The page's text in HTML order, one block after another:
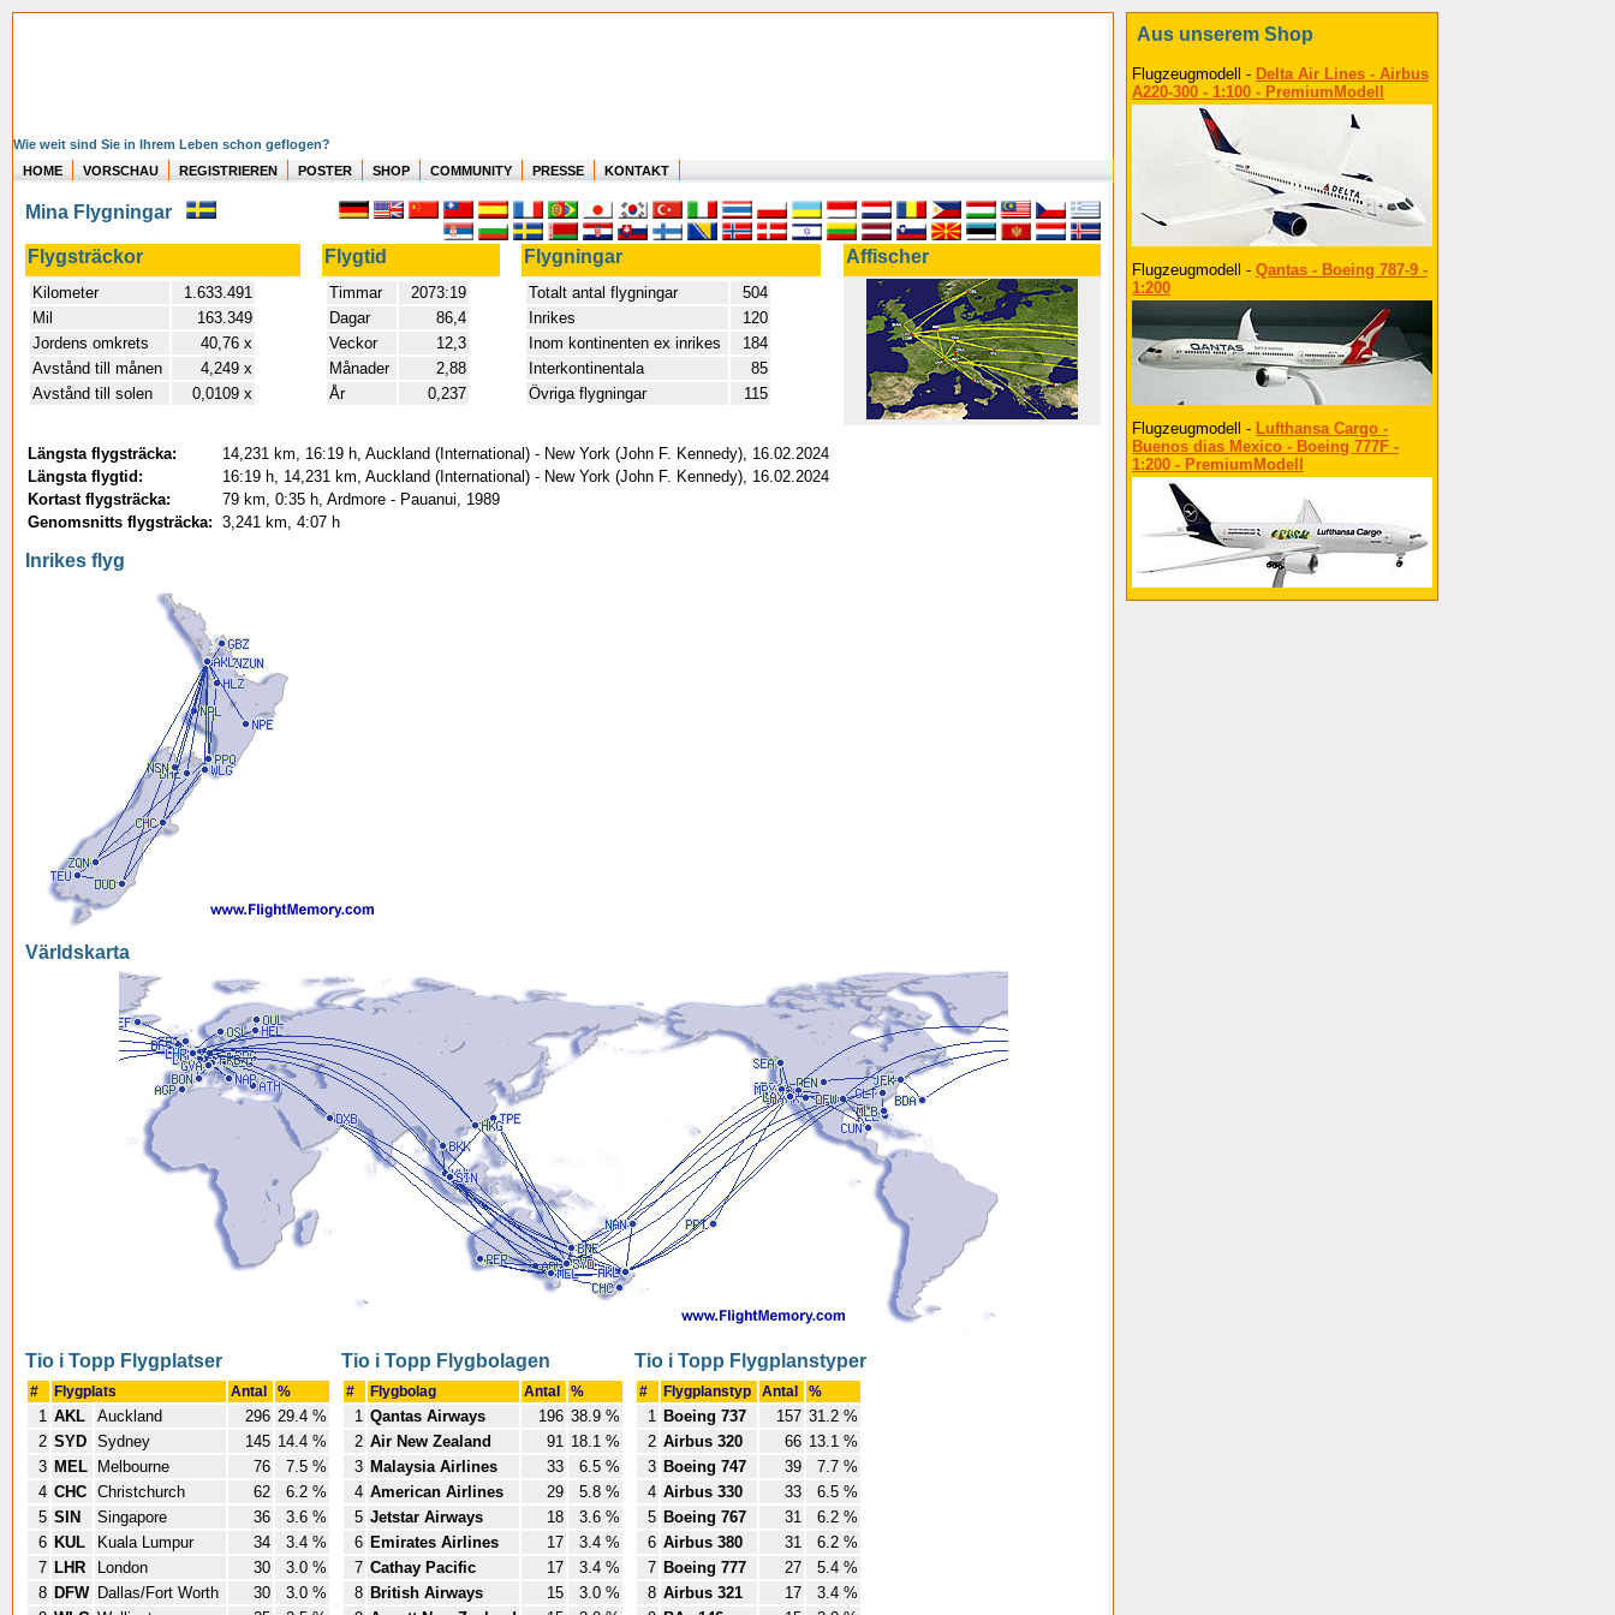
Wie weit sind Sie in Ihrem Leben schon geflogen?
HOME
VORSCHAU REGISTRIEREN POSTER SHOP COMMUNITY PRESSE KONTAKT
Mina Flygningar
Flygsträckor Flygtid Flygningar Affischer
Kilometer
1.633.491
Mil
163.349
Jordens omkrets
40,76 x
Avstånd till månen
4,249 x
Avstånd till solen
0,0109 x
Timmar
2073:19
Dagar
86,4
Veckor
12,3
Månader
2,88
År
0,237
Totalt antal flygningar
504
Inrikes
120
Inom kontinenten ex inrikes
184
Interkontinentala
85
Övriga flygningar
115
Längsta flygsträcka:
14,231 km, 16:19 h, Auckland (International) - New York (John F. Kennedy), 16.02.2024
Längsta flygtid:
16:19 h, 14,231 km, Auckland (International) - New York (John F. Kennedy), 16.02.2024
Kortast flygsträcka:
79 km, 0:35 h, Ardmore - Pauanui, 1989
Genomsnitts flygsträcka: 3,241 km, 4:07 h
Inrikes flyg
Världskarta
Tio i Topp Flygplatser
# Flygplats Antal %
1 AKL Auckland 296 29.4 %
2 SYD Sydney 145 14.4 %
3 MEL Melbourne 76
7.5 %
4 CHC Christchurch 62
6.2 %
5 SIN Singapore 36
3.6 %
6 KUL Kuala Lumpur 34
3.4 %
7 LHR London 30
3.0 %
8 DFW Dallas/Fort Worth 30
3.0 %
Tio i Topp Flygbolagen
# Flygbolag Antal %
1 Qantas Airways 196 38.9 %
2 Air New Zealand 91 18.1 %
3 Malaysia Airlines 33
6.5 %
4 American Airlines 29
5.8 %
5 Jetstar Airways 18
3.6 %
6 Emirates Airlines 17
3.4 %
7 Cathay Pacific 17
3.4 %
8 British Airways 15
3.0 %
Tio i Topp Flygplanstyper
# Flygplanstyp Antal %
1 Boeing 737 157 31.2 %
2 Airbus 320 66 13.1 %
3 Boeing 747 39
7.7 %
4 Airbus 330 33
6.5 %
5 Boeing 767 31
6.2 %
6 Airbus 380 31
6.2 %
7 Boeing 777 27
5.4 %
8 Airbus 321 17
3.4 %
Aus unserem Shop
Flugzeugmodell - Delta Air Lines - Airbus
A220-300 - 1:100 - PremiumModell
Flugzeugmodell - Qantas - Boeing 787-9 -
1:200
Flugzeugmodell - Lufthansa Cargo -
Buenos dias Mexico - Boeing 777F -
1:200 - PremiumModell